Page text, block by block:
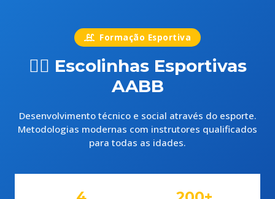
Formação Esportiva
🏊‍♀️ Escolinhas Esportivas
AABB
Desenvolvimento técnico e social através do esporte.
Metodologias modernas com instrutores qualificados
para todas as idades.